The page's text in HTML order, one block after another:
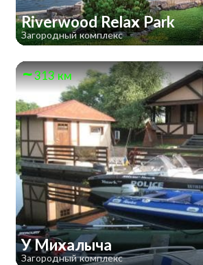
Riverwood Relax Park
Загородный комплекс
313 км
У Михалыча
Загородный комплекс